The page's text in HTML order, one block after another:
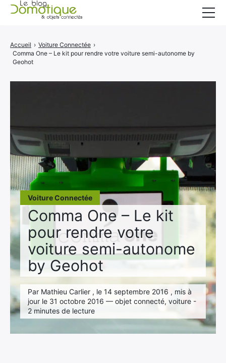
Voiture Connectée
Comma One – Le kit
pour rendre votre
voiture semi-autonome
by Geohot
Par Mathieu Carlier , le 14 septembre 2016 , mis à
jour le 31 octobre 2016 — objet connecté, voiture -
2 minutes de lecture
Accueil › Voiture Connectée ›
Comma One – Le kit pour rendre votre voiture semi-autonome by
Geohot
Catégories